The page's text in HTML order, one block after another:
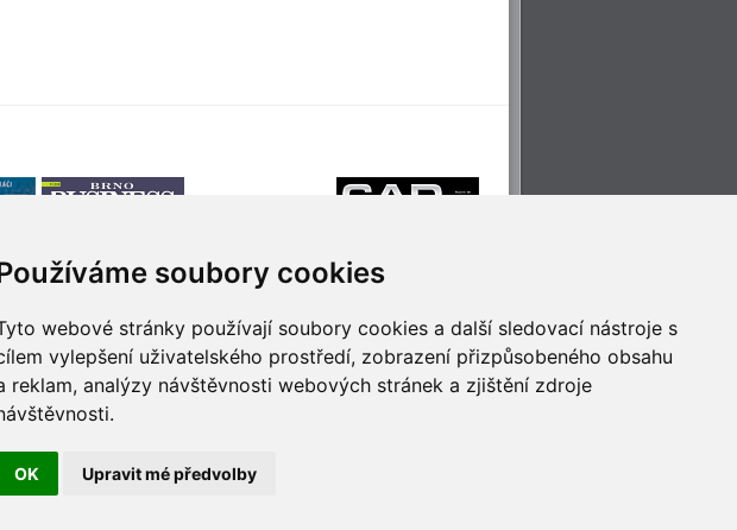
soubory cookies
webové stránky používají soubory cookies a další sledovací nástroje s
vylepšení uživatelského prostředí, zobrazení přizpůsobeného obsahu
reklam, analýzy návštěvnosti webových stránek a zjištění zdroje
OK Upravit mé předvolby
Děláme Brno větší Příjemné cestování
Technologie pro